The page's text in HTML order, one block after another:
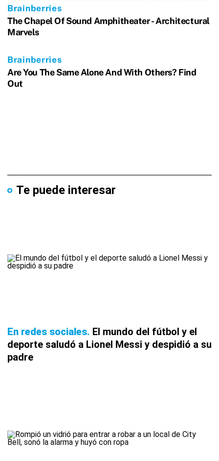
Te puede interesar
En redes sociales El mundo del fútbol y el
deporte saludó a Lionel Messi y despidió a su
padre